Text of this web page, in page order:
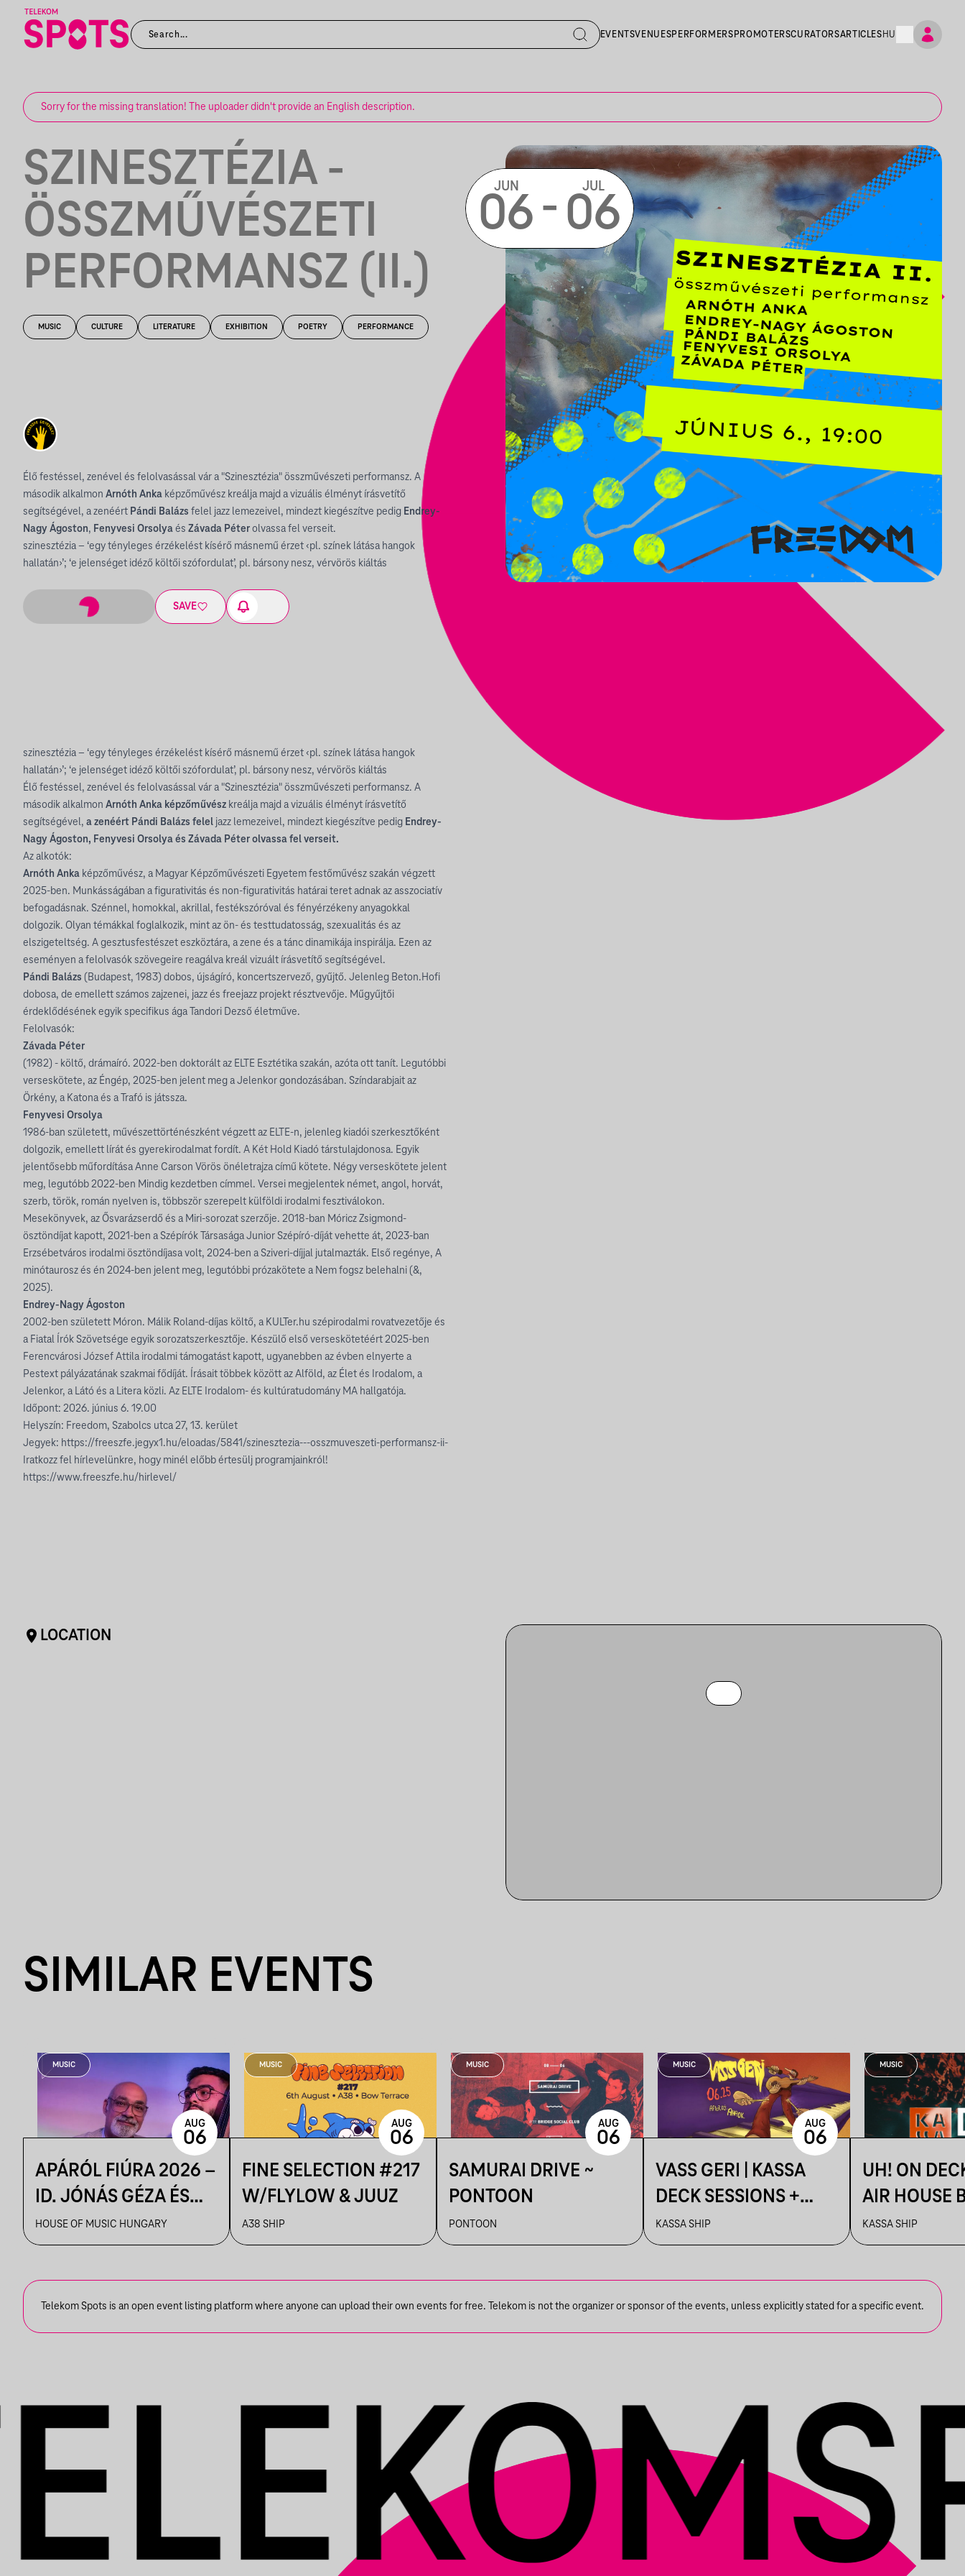
EVENTSVENUESPERFORMERS PROMOTERSCURATORSARTICLES HU
Sorry for the missing translation! The uploader didn't provide an English description.
SZINESZTÉZIA -
ÖSSZMŰVÉSZETI
PERFORMANSZ (II.)
MUSIC CULTURE LITERATURE EXHIBITION POETRY PERFORMANCE
Élő festéssel, zenével és felolvasással vár a "Szinesztézia" összművészeti performansz. A
második alkalmon Arnóth Anka képzőművész kreálja majd a vizuális élményt írásvetítő
segítségével, a zenéért Pándi Balázs felel jazz lemezeivel, mindezt kiegészítve pedig Endrey-
Nagy Ágoston, Fenyvesi Orsolyaés Závada Péterolvassa fel verseit.
szinesztézia – ‘egy tényleges érzékelést kísérő másnemű érzet ‹pl. színek látása hangok
hallatán›’; ‘e jelenséget idéző költői szófordulat’, pl. bársony nesz, vérvörös kiáltás
SAVE
JUN
06- JUL
06
szinesztézia – ‘egy tényleges érzékelést kísérő másnemű érzet ‹pl. színek látása hangok
hallatán›’; ‘e jelenséget idéző költői szófordulat’, pl. bársony nesz, vérvörös kiáltás
Élő festéssel, zenével és felolvasással vár a "Szinesztézia" összművészeti performansz. A
második alkalmon Arnóth Anka képzőművész kreálja majd a vizuális élményt írásvetítő
segítségével, a zenéért Pándi Balázs felel jazz lemezeivel, mindezt kiegészítve pedig Endrey-
Nagy Ágoston, Fenyvesi Orsolya és Závada Péter olvassa fel verseit.
Az alkotók:
Arnóth Anka képzőművész, a Magyar Képzőművészeti Egyetem festőművész szakán végzett
2025-ben. Munkásságában a figurativitás és non-figurativitás határai teret adnak az asszociatív
befogadásnak. Szénnel, homokkal, akrillal, festékszóróval és fényérzékeny anyagokkal
dolgozik. Olyan témákkal foglalkozik, mint az ön- és testtudatosság, szexualitás és az
elszigeteltség. A gesztusfestészet eszköztára, a zene és a tánc dinamikája inspirálja. Ezen az
eseményen a felolvasók szövegeire reagálva kreál vizuált írásvetítő segítségével.
Pándi Balázs (Budapest, 1983) dobos, újságíró, koncertszervező, gyűjtő. Jelenleg Beton.Hofi
dobosa, de emellett számos zajzenei, jazz és freejazz projekt résztvevője. Műgyűjtői
érdeklődésének egyik specifikus ága Tandori Dezső életműve.
Felolvasók:
Závada Péter
(1982) - költő, drámaíró. 2022-ben doktorált az ELTE Esztétika szakán, azóta ott tanít. Legutóbbi
verseskötete, az Éngép, 2025-ben jelent meg a Jelenkor gondozásában. Színdarabjait az
Örkény, a Katona és a Trafó is játssza.
Fenyvesi Orsolya
1986-ban született, művészettörténészként végzett az ELTE-n, jelenleg kiadói szerkesztőként
dolgozik, emellett lírát és gyerekirodalmat fordít. A Két Hold Kiadó társtulajdonosa. Egyik
jelentősebb műfordítása Anne Carson Vörös önéletrajza című kötete. Négy verseskötete jelent
meg, legutóbb 2022-ben Mindig kezdetben címmel. Versei megjelentek német, angol, horvát,
szerb, török, román nyelven is, többször szerepelt külföldi irodalmi fesztiválokon.
Mesekönyvek, az Ősvarázserdő és a Miri-sorozat szerzője. 2018-ban Móricz Zsigmond-
ösztöndíjat kapott, 2021-ben a Szépírók Társasága Junior Szépíró-díját vehette át, 2023-ban
Erzsébetváros irodalmi ösztöndíjasa volt, 2024-ben a Sziveri-díjjal jutalmazták. Első regénye, A
minótaurosz és én 2024-ben jelent meg, legutóbbi prózakötete a Nem fogsz belehalni (&,
2025).
Endrey-Nagy Ágoston
2002-ben született Móron. Málik Roland-díjas költő, a KULTer.hu szépirodalmi rovatvezetője és
a Fiatal Írók Szövetsége egyik sorozatszerkesztője. Készülő első verseskötetéért 2025-ben
Ferencvárosi József Attila irodalmi támogatást kapott, ugyanebben az évben elnyerte a
Pestext pályázatának szakmai fődíját. Írásait többek között az Alföld, az Élet és Irodalom, a
Jelenkor, a Látó és a Litera közli. Az ELTE Irodalom- és kultúratudomány MA hallgatója.
Időpont: 2026. június 6. 19.00
Helyszín: Freedom, Szabolcs utca 27, 13. kerület
Jegyek: https://freeszfe.jegyx1.hu/eloadas/5841/szinesztezia---osszmuveszeti-performansz-ii-
Iratkozz fel hírlevelünkre, hogy minél előbb értesülj programjainkról!
https://www.freeszfe.hu/hirlevel/
LOCATION
SIMILAR EVENTS
MUSIC
APÁRÓL FIÚRA 2026 –
ID. JÓNÁS GÉZA ÉS
ZENEKARA & IFJ.
JÓNÁS GÉZA ÉS
ZENEKARA, VENDÉG:
ROBY LAKATOS,
EMILIO
HOUSE OF MUSIC HUNGARY
AUG
06
MUSIC
FINE SELECTION #217
W/FLYLOW & JUUZ
A38 SHIP
AUG
06
MUSIC
SAMURAI DRIVE ~
PONTOON
PONTOON
AUG
06
MUSIC
VASS GERI | KASSA
DECK SESSIONS +
AFTER: AHAOK.
KASSA SHIP
AUG
06
MUSIC
UH! ON
AIR HOUSE
SESSIONS
KASSA SHIP
Telekom Spots is an open event listing platform where anyone can upload their own events for free. Telekom is not the organizer or sponsor of the events, unless explicitly stated for a specific event.